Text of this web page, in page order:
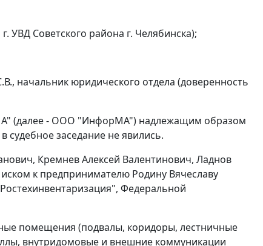
УВД Советского района г. Челябинска);
начальник юридического отдела (доверенность
(далее - ООО "ИнфорМА") надлежащим образом
заседание не явились.
Кремнев Алексей Валентинович, Ладнов
к предпринимателю Родину Вячеславу
Федеральной
помещения (подвалы, коридоры, лестничные
внутридомовые и внешние коммуникации